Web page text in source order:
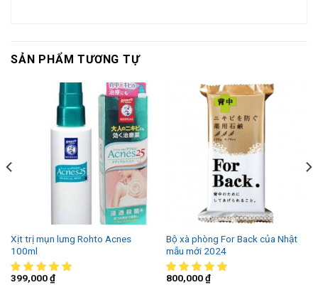
SẢN PHẨM TƯƠNG TỰ
Xịt trị mụn lưng Rohto Acnes
100ml
399,000₫
Bộ xà phòng For Back của Nhật
mẫu mới 2024
800,000₫